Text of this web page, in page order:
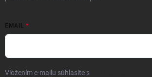
EMAIL
Vložením e-mailu súhlasíte s